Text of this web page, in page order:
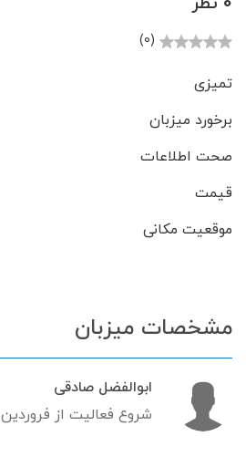
(0)
تمیزی
برخورد میزبان
صحت اطلاعات
قیمت
موقعیت مکانی
مشخصات میزبان
ابوالفضل صادقی
شروع فعالیت از فروردین ۰۱